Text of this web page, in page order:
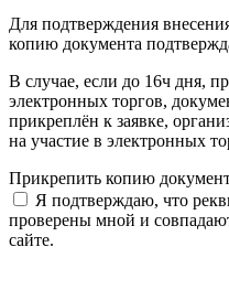
Для подтверждения
копию документа
В случае, если до 16ч дня,
электронных торгов,
прикреплён к заявке,
на участие в электронных
Прикрепить копию
Я подтверждаю, что
проверены мной и
сайте.